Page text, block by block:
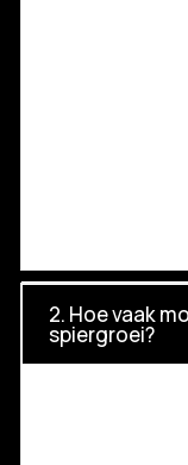
2. Hoe vaak
spiergroei?